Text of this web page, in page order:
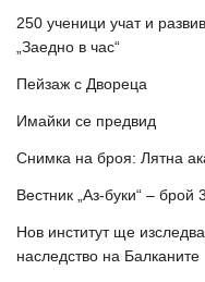
250 ученици учат и
„Заедно в час“
Пейзаж с Двореца
Имайки се предвид
Снимка на броя: Лятна
Вестник „Аз-буки“ – брой
Нов институт ще
наследство на Балканите